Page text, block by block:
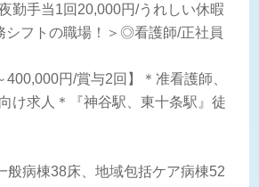
勤手当1回20,000円/うれしい休暇
シフトの職場！＞◎看護師/正社員
400,000円/賞与2回】＊准看護師、
け求人＊『神谷駅、東十条駅』徒
般病棟38床、地域包括ケア病棟52